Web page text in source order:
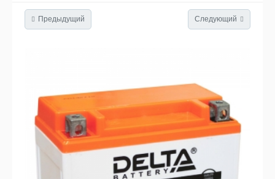
Предыдущий Следующий